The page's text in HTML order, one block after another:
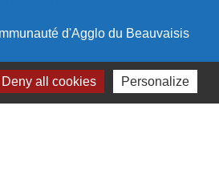
d'Agglo du Beauvaisis
de l'Oise
Hauts-de-France
Deny all cookies Personalize